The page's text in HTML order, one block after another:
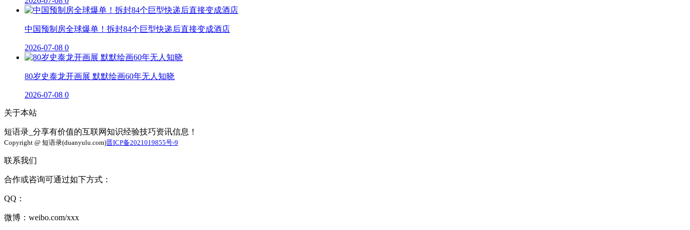
中国预制房全球爆单！拆封84个巨型快递后直接变成酒店
2026-07-08 0
80岁史泰龙开画展 默默绘画60年无人知晓
2026-07-08 0
关于本站
短语录_分享有价值的互联网知识经验技巧资讯信息！
Copyright @ 短语录(duanyulu.com)晋ICP备2021019855号-9
联系我们
合作或咨询可通过如下方式：
QQ：
微博：weibo.com/xxx